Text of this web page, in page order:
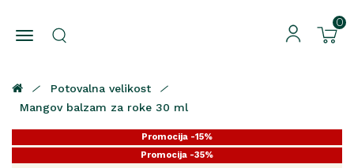
0
Potovalna velikost
Mangov balzam za roke 30 ml
Promocija -15%
Promocija -25%
Promocija -35%